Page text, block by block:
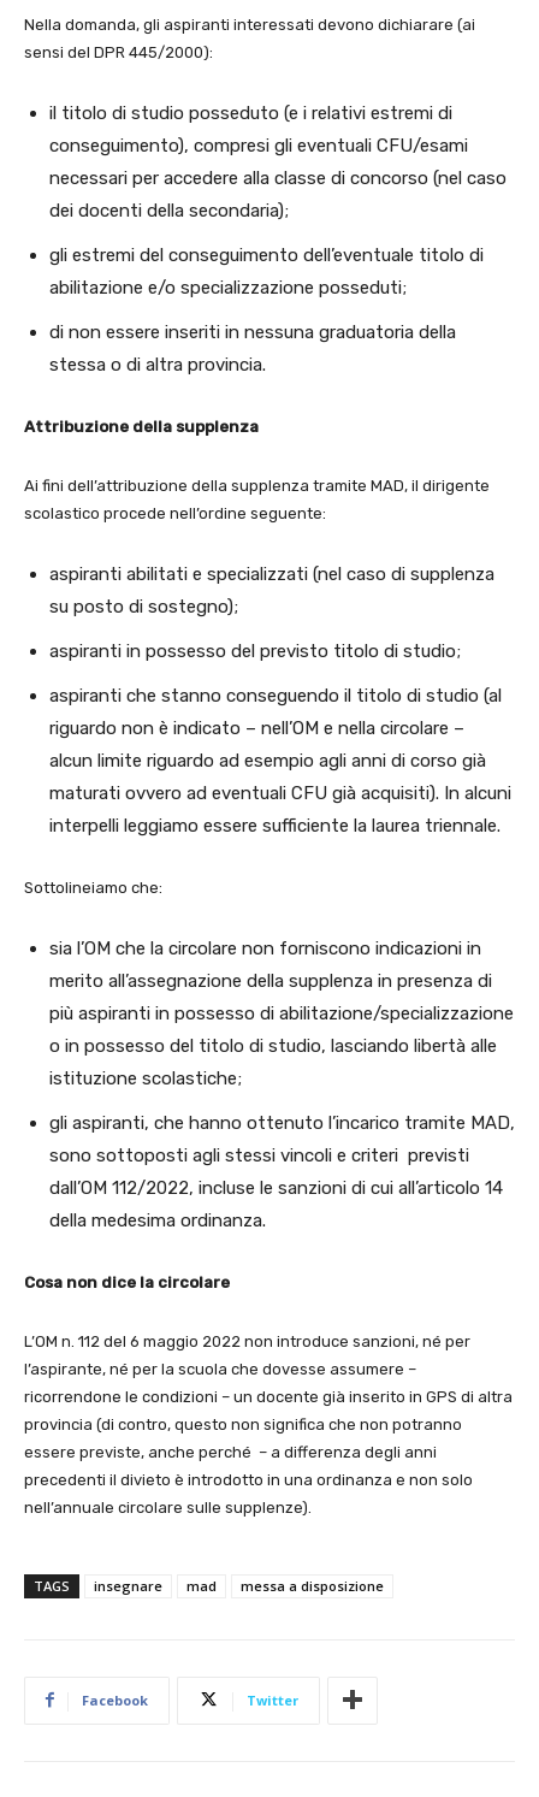
Nella domanda, gli aspiranti interessati devono dichiarare (ai
sensi del DPR 445/2000):
il titolo di studio posseduto (e i relativi estremi di
conseguimento), compresi gli eventuali CFU/esami
necessari per accedere alla classe di concorso (nel caso
dei docenti della secondaria);
gli estremi del conseguimento dell’eventuale titolo di
abilitazione e/o specializzazione posseduti;
di non essere inseriti in nessuna graduatoria della
stessa o di altra provincia.
Attribuzione della supplenza
Ai fini dell’attribuzione della supplenza tramite MAD, il dirigente
scolastico procede nell’ordine seguente:
aspiranti abilitati e specializzati (nel caso di supplenza
su posto di sostegno);
aspiranti in possesso del previsto titolo di studio;
aspiranti che stanno conseguendo il titolo di studio (al
riguardo non è indicato – nell’OM e nella circolare –
alcun limite riguardo ad esempio agli anni di corso già
maturati ovvero ad eventuali CFU già acquisiti). In alcuni
interpelli leggiamo essere sufficiente la laurea triennale.
Sottolineiamo che:
sia l’OM che la circolare non forniscono indicazioni in
merito all’assegnazione della supplenza in presenza di
più aspiranti in possesso di abilitazione/specializzazione
o in possesso del titolo di studio, lasciando libertà alle
istituzione scolastiche;
gli aspiranti, che hanno ottenuto l’incarico tramite MAD,
sono sottoposti agli stessi vincoli e criteri previsti
dall’OM 112/2022, incluse le sanzioni di cui all’articolo 14
della medesima ordinanza.
Cosa non dice la circolare
L’OM n. 112 del 6 maggio 2022 non introduce sanzioni, né per
l’aspirante, né per la scuola che dovesse assumere –
ricorrendone le condizioni – un docente già inserito in GPS di altra
provincia (di contro, questo non significa che non potranno
essere previste, anche perché – a differenza degli anni
precedenti il divieto è introdotto in una ordinanza e non solo
nell’annuale circolare sulle supplenze).
TAGS insegnare mad messa a disposizione
Facebook Twitter